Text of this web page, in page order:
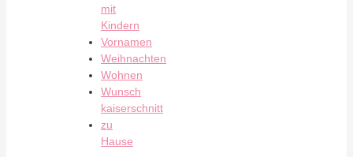
mit
Kindern
Vornamen
Weihnachten
Wohnen
Wunsch
kaiserschnitt
zu
Hause